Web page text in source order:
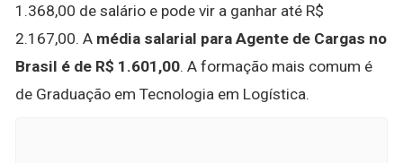
1.368,00 de salário e pode vir a ganhar até R$
2.167,00. A média salarial para Agente de Cargas no
Brasil é de R$ 1.601,00. A formação mais comum é
de Graduação em Tecnologia em Logística.